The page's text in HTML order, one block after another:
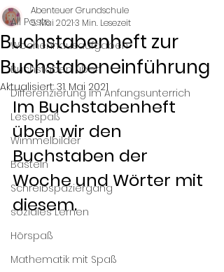
All Posts
Wochenhausaufgaben
Buchstaben üben
Differenzierung im Anfangsunterrich
Lesespaß
Wimmelbilder
Basteln
Schreibspaziergang
soziales Lernen
Hörspaß
Mathematik mit Spaß
Buchstabenheft zur
Buchstabeneinführung
Abenteuer Grundschule
5. Mai 20213 Min. Lesezeit
Aktualisiert:31. Mai 2021
Im Buchstabenheft
üben wir den
Buchstaben der
Woche und Wörter mit
diesem.